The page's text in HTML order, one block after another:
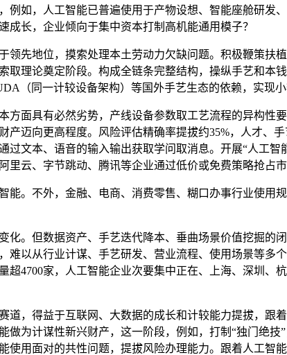
例如，人工智能已普遍使用于产物设想、智能座舱研
成长，企业倾向于集中资本打制高机能通用模子？
先地位，摸索处理本土劳动力欠缺问题。积极鞭策扶
取理论奠定阶段。构成全链条完整结构，操纵手艺和
（同一计较设备架构）等国外手艺生态的依赖，实现小
面具有必然劣势，产线设备参数取工艺流程的异构性
产迈向更高程度。风险评估精确率提拔约35%，人才、
过文本、语音的输入输出获取学问取消息。开展“人工
里云、字节跳动、腾讯等企业通过低价或免费策略抢占
。不外，金融、电商、消费零售、糊口办事行业使用
。但数据资产、手艺迭代降本、垂曲场景价值挖掘的
难以从行业计谋、手艺研发、营业流程、使用场景等
超4700家，人工智能企业次要集中正在、上海、深圳
，得益于互联网、大数据的成长和计较能力提拔，跟
做为计谋性新兴财产，这一阶段，例如，打制“独门绝
使用面对的共性问题，提拔风险办理能力。跟着人工